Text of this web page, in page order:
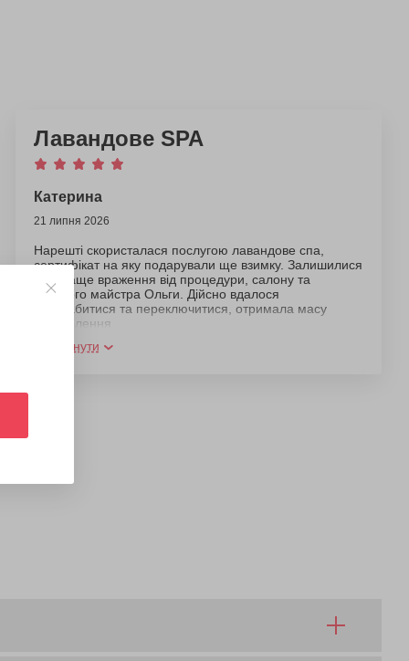
Лавандове SPA
Катерина
21 липня 2026
Нарешті скористалася послугою лавандове спа,
сертифікат на яку подарували ще взимку. Залишилися
найкраще враження від процедури, салону та
чудового майстра Ольги. Дійсно вдалося
розслабитися та переключитися, отримала масу
задоволення
Розгорнути